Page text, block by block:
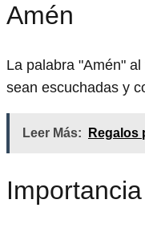
Amén
La palabra "Amén"
sean escuchadas y
Leer Más: Regalos